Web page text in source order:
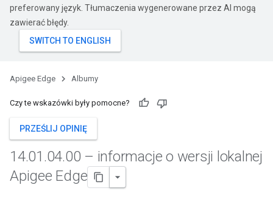
preferowany język. Tłumaczenia wygenerowane przez AI mogą
zawierać błędy.
Apigee Edge Albumy
Czy te wskazówki były pomocne?
PRZEŚLIJ OPINIĘ
14.01 .04.00 – informacje o wersji lokalnej
Apigee Edge